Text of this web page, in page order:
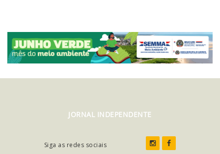
JORNAL INDEPENDENTE
Siga as redes sociais